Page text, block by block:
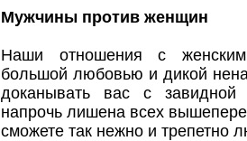
Мужчины против женщин
Наши отношения с
большой любовью и дикой
доканывать вас с
напрочь лишена всех
сможете так нежно и трепетно